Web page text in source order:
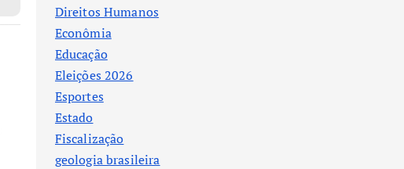
Direitos Humanos
Econômia
Educação
Eleições 2026
Esportes
Estado
Fiscalização
geologia brasileira